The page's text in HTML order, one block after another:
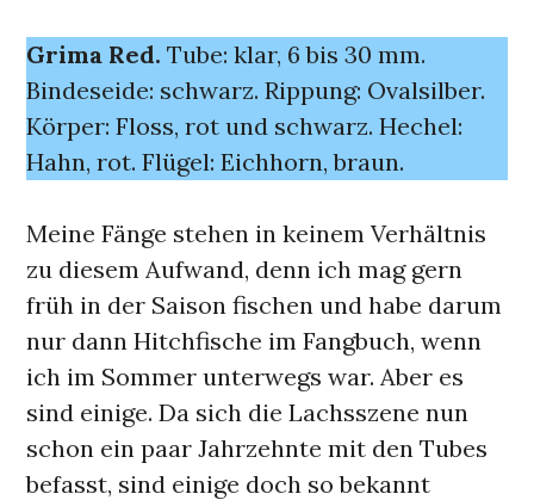
Grima Red. Tube: klar, 6 bis 30 mm.
Bindeseide: schwarz. Rippung: Ovalsilber.
Körper: Floss, rot und schwarz. Hechel:
Hahn, rot. Flügel: Eichhorn, braun.
Meine Fänge stehen in keinem Verhältnis
zu diesem Aufwand, denn ich mag gern
früh in der Saison fischen und habe darum
nur dann Hitchfische im Fangbuch, wenn
ich im Sommer unterwegs war. Aber es
sind einige. Da sich die Lachsszene nun
schon ein paar Jahrzehnte mit den Tubes
befasst, sind einige doch so bekannt